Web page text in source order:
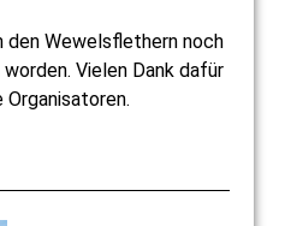
den Wewelsflethern noch
Vielen Dank dafür